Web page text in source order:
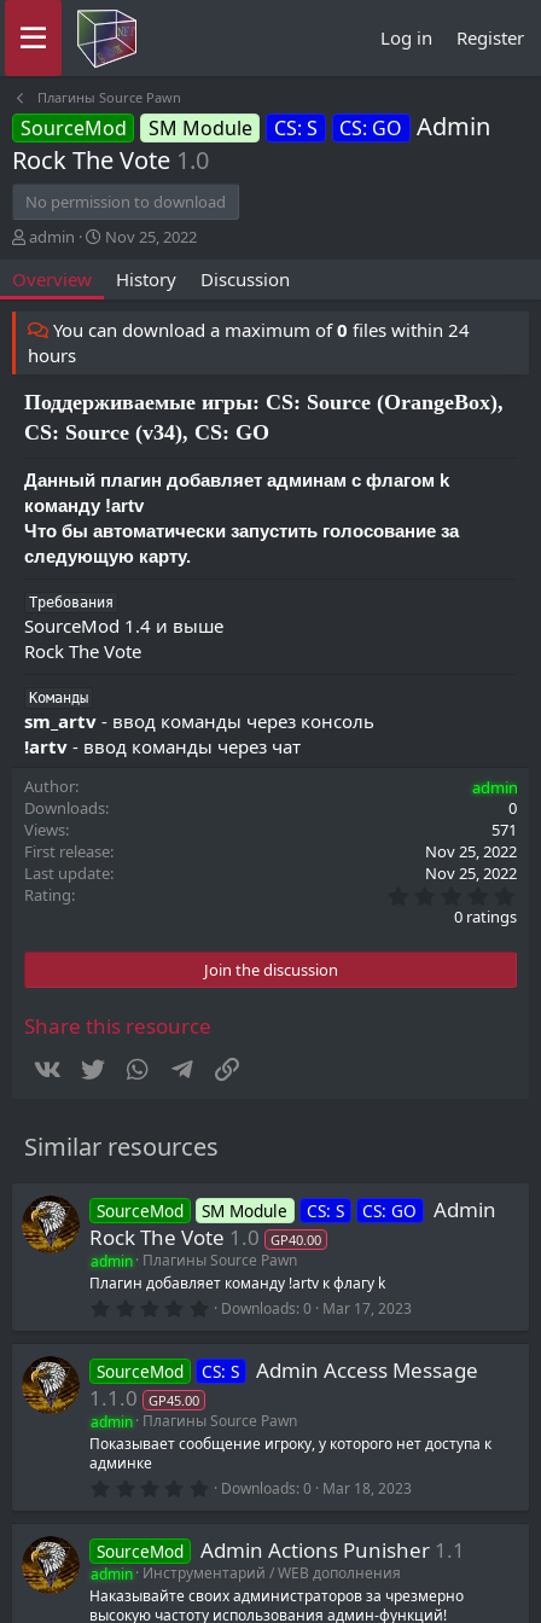
Log in Register
Плагины Source Pawn
SourceMod SM Module CS: S CS: GO Admin
Rock The Vote 1.0
No permission to download
A
t
h
o
r
admin
C
t
d
a
e
Nov 25, 2022
Overview History Discussion
You can download a maximum of0 files within 24
hours
Поддерживаемые игры: CS: Source (OrangeBox),
CS: Source (v34), CS: GO
Данный плагин добавляет админам с флагом k
команду !artv
Что бы автоматически запустить голосование за
следующую карту.
Требования
SourceMod 1.4 и выше
Rock The Vote
Команды
sm_artv - ввод команды через консоль
!artv - ввод команды через чат
Author
admin
Downloads
0
Views
571
First release
Nov 25, 2022
Last update
Nov 25, 2022
Rating
.
0
t
0 ratings
Join the discussion
Share this resource
Vkontakte
Twitter WhatsAppTelegram
Similar resources
SourceMod SM Module CS: S CS: GO
Admin
Rock The Vote 1.0 GP40.00
admin Плагины Source Pawn
Плагин добавляет команду !artv к флагу k
0
0
s
r
(
Downloads 0 Mar 17, 2023
SourceMod CS: S
Admin Access Message
1.1.0
GP45.00
admin Плагины Source Pawn
Показывает сообщение игроку, у которого нет доступа к
админке
0
0
s
t
a
r
Downloads 0 Mar 18, 2023
SourceMod Admin Actions Punisher 1.1
admin Инструментарий / WEB дополнения
Наказывайте своих администраторов за чрезмерно
высокую частоту использования админ-функций!